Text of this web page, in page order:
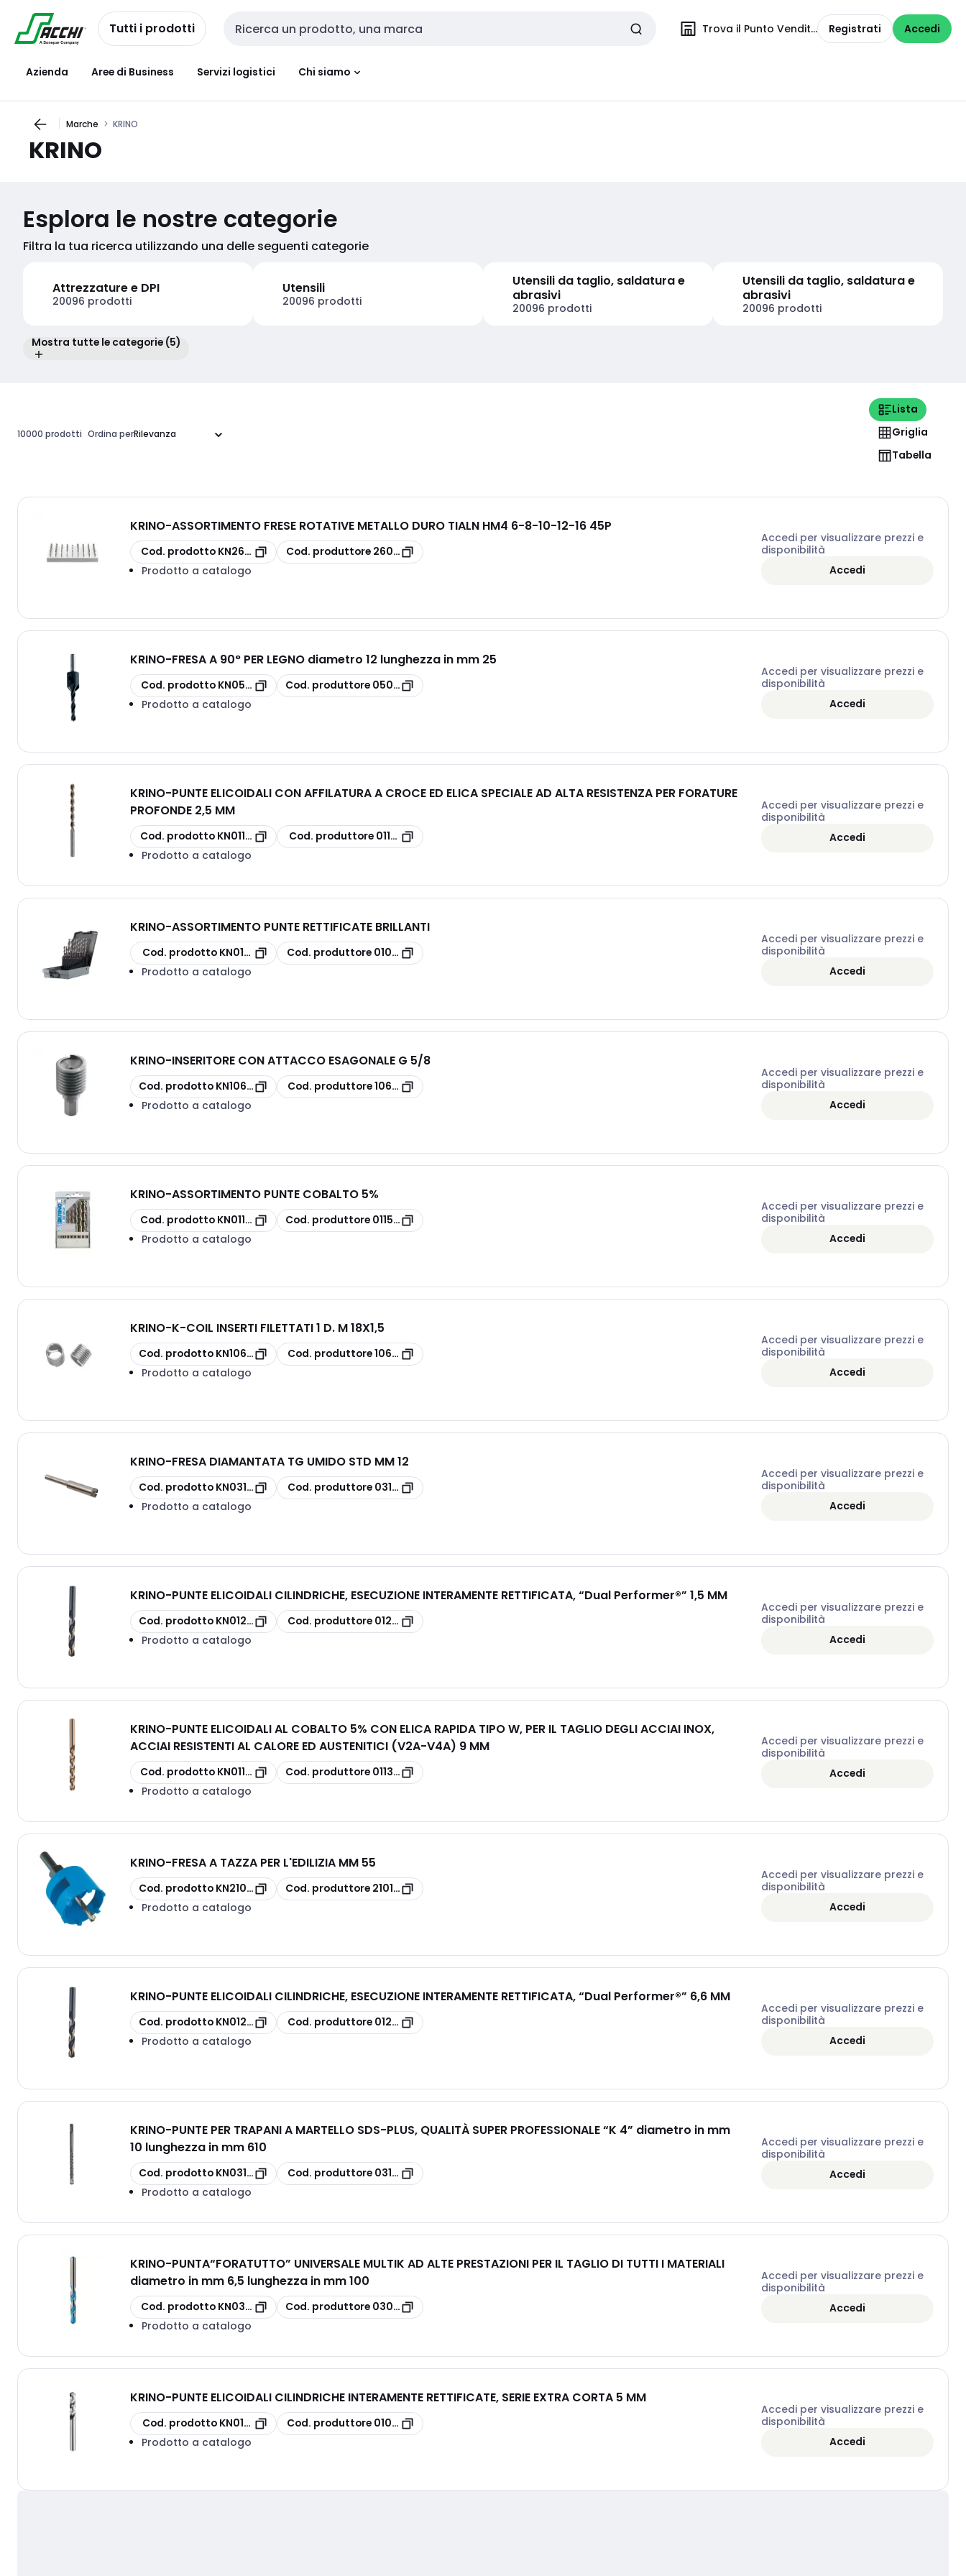
navigazione
Salta al
contenutoTutti i prodotti Cerca input Trova il Punto Vendita Registrati Accedi
Azienda Aree di Business Servizi logistici Chi siamo
Marche KRINO
KRINO
Esplora le nostre categorie
Filtra la tua ricerca utilizzando una delle seguenti categorie
Attrezzature e DPI
20096 prodotti
Utensili
20096 prodotti
Utensili da taglio, saldatura e
abrasivi
20096 prodotti
Utensili da taglio, saldatura e
abrasivi
20096 prodotti
Mostra tutte le categorie (5)
10000 prodotti Ordina per
Lista
Griglia
Tabella
KRINO-ASSORTIMENTO FRESE ROTATIVE METALLO DURO TIALN HM4 6-8-10-12-16 45P
copia
Cod. prodotto KN26030504copia
Cod. produttore 26030504
Prodotto a catalogo
Accedi per visualizzare prezzi e
disponibilità
Accedi
KRINO-FRESA A 90° PER LEGNO diametro 12 lunghezza in mm 25
copia
Cod. prodotto KN050721200copia
Cod. produttore 050721200
Prodotto a catalogo
Accedi per visualizzare prezzi e
disponibilità
Accedi
KRINO-PUNTE ELICOIDALI CON AFFILATURA A CROCE ED ELICA SPECIALE AD ALTA RESISTENZA PER FORATURE
PROFONDE 2,5 MM
copia
Cod. prodotto KN011410250copiaCod. produttore 011410250
Prodotto a catalogo
Accedi per visualizzare prezzi e
disponibilità
Accedi
KRINO-ASSORTIMENTO PUNTE RETTIFICATE BRILLANTI
copiaCod. prodotto KN01075301copia
Cod. produttore 01075301
Prodotto a catalogo
Accedi per visualizzare prezzi e
disponibilità
Accedi
KRINO-INSERITORE CON ATTACCO ESAGONALE G 5/8
copia
Cod. prodotto KN10623G5/8copia
Cod. produttore10623G5/8
Prodotto a catalogo
Accedi per visualizzare prezzi e
disponibilità
Accedi
KRINO-ASSORTIMENTO PUNTE COBALTO 5%
copia
Cod. prodotto KN01155201copia
Cod. produttore 01155201
Prodotto a catalogo
Accedi per visualizzare prezzi e
disponibilità
Accedi
KRINO-K-COIL INSERTI FILETTATI 1 D. M 18X1,5
copia
Cod. prodotto KN10606118X15copia
Cod. produttore10606118X15
Prodotto a catalogo
Accedi per visualizzare prezzi e
disponibilità
Accedi
KRINO-FRESA DIAMANTATA TG UMIDO STD MM 12
copia
Cod. prodotto KN031251200copia
Cod. produttore 031251200
Prodotto a catalogo
Accedi per visualizzare prezzi e
disponibilità
Accedi
KRINO-PUNTE ELICOIDALI CILINDRICHE, ESECUZIONE INTERAMENTE RETTIFICATA, “Dual Performer®” 1,5 MM
copia
Cod. prodotto KN012010150copia
Cod. produttore 012010150
Prodotto a catalogo
Accedi per visualizzare prezzi e
disponibilità
Accedi
KRINO-PUNTE ELICOIDALI AL COBALTO 5% CON ELICA RAPIDA TIPO W, PER IL TAGLIO DEGLI ACCIAI INOX,
ACCIAI RESISTENTI AL CALORE ED AUSTENITICI (V2A-V4A) 9 MM
copia
Cod. prodotto KN011390900copia
Cod. produttore 011390900
Prodotto a catalogo
Accedi per visualizzare prezzi e
disponibilità
Accedi
KRINO-FRESA A TAZZA PER L'EDILIZIA MM 55
copia
Cod. prodotto KN2101505500copia
Cod. produttore 2101505500
Prodotto a catalogo
Accedi per visualizzare prezzi e
disponibilità
Accedi
KRINO-PUNTE ELICOIDALI CILINDRICHE, ESECUZIONE INTERAMENTE RETTIFICATA, “Dual Performer®” 6,6 MM
copia
Cod. prodotto KN012010660copia
Cod. produttore 012010660
Prodotto a catalogo
Accedi per visualizzare prezzi e
disponibilità
Accedi
KRINO-PUNTE PER TRAPANI A MARTELLO SDS-PLUS, QUALITÀ SUPER PROFESSIONALE “K 4” diametro in mm
10 lunghezza in mm 610
copia
Cod. prodotto KN031606101000
copia
Cod. produttore 031606101000
Prodotto a catalogo
Accedi per visualizzare prezzi e
disponibilità
Accedi
KRINO-PUNTA“FORATUTTO” UNIVERSALE MULTIK AD ALTE PRESTAZIONI PER IL TAGLIO DI TUTTI I MATERIALI
diametro in mm 6,5 lunghezza in mm 100
copia
Cod. prodotto KN030760650100
copia
Cod. produttore 030760650100
Prodotto a catalogo
Accedi per visualizzare prezzi e
disponibilità
Accedi
KRINO-PUNTE ELICOIDALI CILINDRICHE INTERAMENTE RETTIFICATE, SERIE EXTRA CORTA 5 MM
copiaCod. prodotto KN010760500copia
Cod. produttore 010760500
Prodotto a catalogo
Accedi per visualizzare prezzi e
disponibilità
Accedi